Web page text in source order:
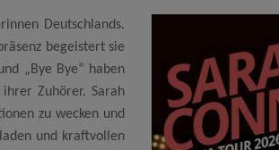
Deutschlands.
begeistert sie
„Bye Bye“ haben
Zuhörer. Sarah
zu wecken und
und kraftvollen